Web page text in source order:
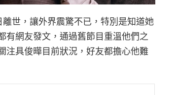
世，讓外界震驚不已，特別是知道她
有網友發文，通過舊節目重溫他們之
注具俊曄目前狀況，好友都擔心他難